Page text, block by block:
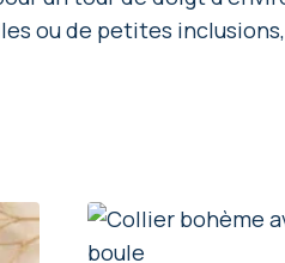
ou de petites